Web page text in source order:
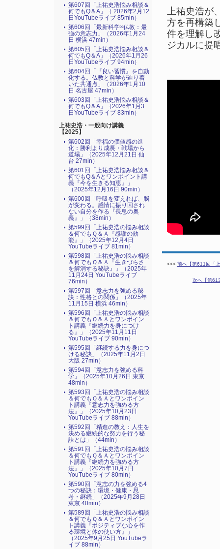
上祐史浩
方を再構築
件を理解し
ジカルに提
<<< 前へ【第611回「
次へ【第
第607回「上祐史浩悩み相談＆
何でもQ＆A」（ 2026年2月12
日YouTubeライブ 85min）
第606回「最新科学×仏教：最
強の意志力」（2026年1月24
日 横浜 47min）
第605回「上祐史浩悩み相談＆
何でもQ＆A」（2026年1月26
日YouTubeライブ 94min）
第604回「『良い習慣』を自動
化する。仏教と科学が辿り着
いた共通点」（2026年1月10
日 名古屋 47min）
第603回「上祐史浩悩み相談＆
何でもQ＆A」（2026年1月3
日YouTubeライブ 83min）
上祐史浩・一般向け講義
【2025】
第602回「幸福の価値感の進
化：勝利より成長・戦場から
道場」（2025年12月21日 仙
台 27min）
第601回「上祐史浩悩み相談＆
何でもQ＆Aとワンポイント講
義『今を生きる知恵』」
（2025年12月16日 90min）
第600回「呼吸を変えれば、脳
が変わる。感情に振り回され
ない自分を作る『長息の奥
義』」（38min）
第599回「上祐史浩の悩み相談
＆何でもＱ＆Ａ『感謝の効
能』」（2025年12月4日
YouTubeライブ 81min）
第598回「上祐史浩の悩み相談
＆何でもＱ＆Ａ『生きづらさ
を解消する秘訣』​」（2025年
11月24日 YouTubeライブ
76min）
第597回「意志力を強める秘
訣：性格との関係」（2025年
11月15日 横浜 46min）
第596回「上祐史浩の悩み相談
＆何でもＱ＆Ａとワンポイン
ト講義『継続力を身につけ
る』​」（2025年11月11日
YouTubeライブ 90min）
第595回「継続する力を身につ
ける秘訣」（2025年11月2日
大阪 27min）
第594回「意志力を強める科
学」（2025年10月26日 東京
48min）
第593回「上祐史浩の悩み相談
＆何でもＱ＆Ａとワンポイン
ト講義『意志力を強める方
法』​」（2025年10月23日
YouTubeライブ 88min）
第592回「精進の教え：人生を
決める継続的な努力を行う秘
訣とは」（44min）
第591回「上祐史浩の悩み相談
＆何でもＱ＆Ａとワンポイン
ト講義『継続力を強める方
法』​」（2025年10月7日
YouTubeライブ 80min）
第590回「意志の力を強める4
つの秘訣：環境・健康・思
考・継続」（2025年9月28日
東京 40min）
第589回「上祐史浩の悩み相談
＆何でもＱ＆Ａとワンポイン
ト講義『ポジティブな心を作
る環境と体の使い方』​」
（2025年9月25日 YouTubeラ
イブ 88min）